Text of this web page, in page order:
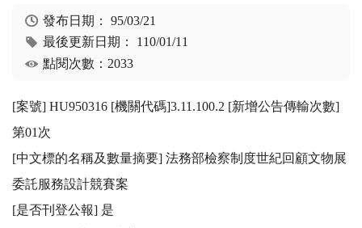
發布日期：95/03/21
最後更新日期： 110/01/11
點閱次數：2033
[案號] HU950316 [機關代碼]3.11.100.2 [新增公告傳輸次數]
第01次
[中文標的名稱及數量摘要] 法務部檢察制度世紀回顧文物展
委託服務設計競賽案
[是否刊登公報] 是